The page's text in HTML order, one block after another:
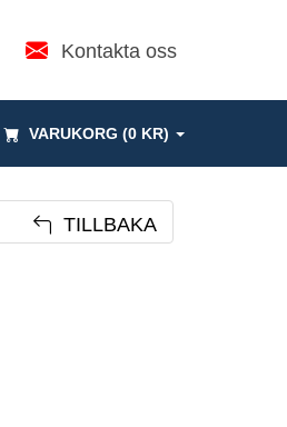
Kontakta oss
VARUKORG (0 KR)
TILLBAKA